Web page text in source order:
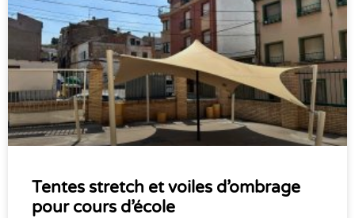
Tentes stretch et voiles d’ombrage
pour cours d’école